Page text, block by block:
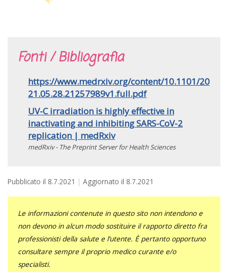
Fonti / Bibliografia
https://www.medrxiv.org/content/10.1101/20
21.05.28.21257989v1.full.pdf
UV-C irradiation is highly effective in
inactivating and inhibiting SARS-CoV-2
replication | medRxiv
medRxiv - The Preprint Server for Health Sciences
Pubblicato il 8.7.2021 Aggiornato il 8.7.2021
Le informazioni contenute in questo sito non intendono e
non devono in alcun modo sostituire il rapporto diretto fra
professionisti della salute e l’utente. È pertanto opportuno
consultare sempre il proprio medico curante e/o
specialisti.